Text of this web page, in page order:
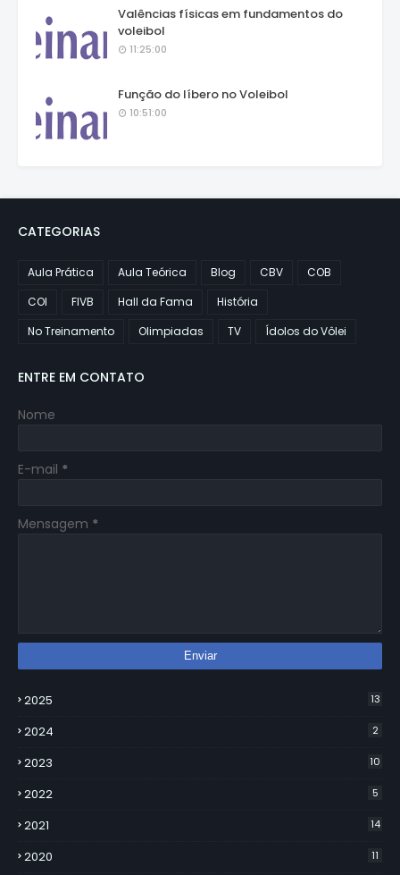
Valências físicas em fundamentos do
voleibol
11:25:00
Função do líbero no Voleibol
10:51:00
CATEGORIAS
Aula Prática Aula Teórica Blog CBV
COB
COI
FIVB Hall da Fama
História
No Treinamento
Olimpiadas TV Ídolos do Vôlei
ENTRE EM CONTATO
Nome
E-mail *
Mensagem *
2025 13
2024 2
2023 10
2022 5
2021 14
2020 11